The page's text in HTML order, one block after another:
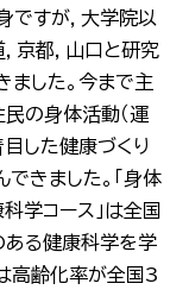
ですが， 大学院以
，京都，山口と研究
ました。今まで主
民の身体活動（運
目した健康づくり
できました。「身体
科学コース」は全国
ある健康科学を学
高齢化率が全国3